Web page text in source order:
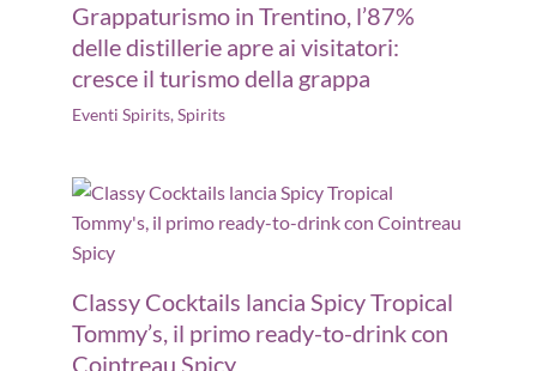
Grappaturismo in Trentino, l’87%
delle distillerie apre ai visitatori:
cresce il turismo della grappa
Eventi Spirits,Spirits
Classy Cocktails lancia Spicy Tropical
Tommy’s, il primo ready-to-drink con
Cointreau Spicy